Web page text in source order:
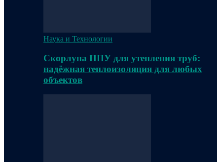
Наука и Технологии
Скорлупа ППУ для утепления труб:
надёжная теплоизоляция для любых
объектов